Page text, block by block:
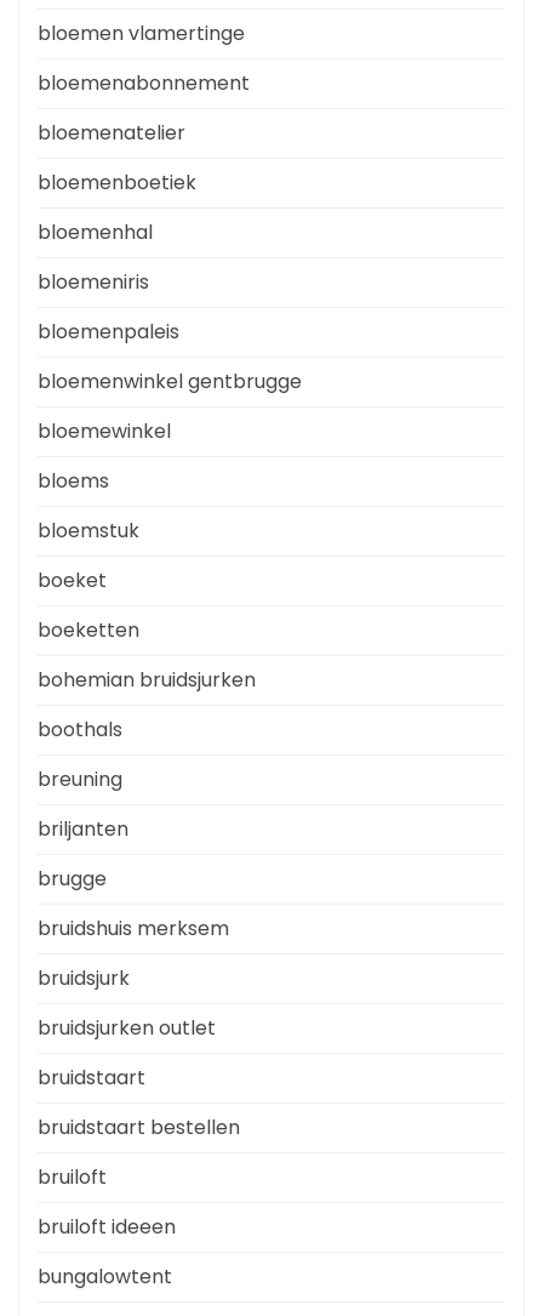
bloemen vlamertinge
bloemenabonnement
bloemenatelier
bloemenboetiek
bloemenhal
bloemeniris
bloemenpaleis
bloemenwinkel gentbrugge
bloemewinkel
bloems
bloemstuk
boeket
boeketten
bohemian bruidsjurken
boothals
breuning
briljanten
brugge
bruidshuis merksem
bruidsjurk
bruidsjurken outlet
bruidstaart
bruidstaart bestellen
bruiloft
bruiloft ideeen
bungalowtent